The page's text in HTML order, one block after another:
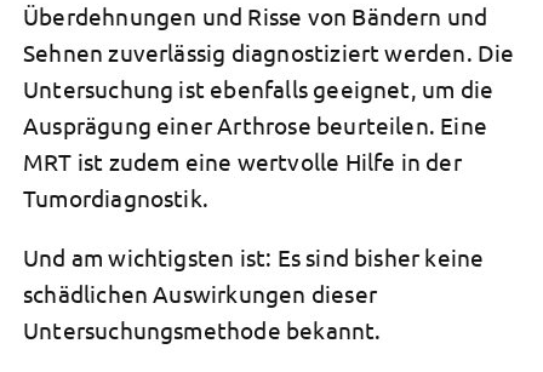
Überdehnungen und Risse von Bändern und
Sehnen zuverlässig diagnostiziert werden. Die
Untersuchung ist ebenfalls geeignet, um die
Ausprägung einer Arthrose beurteilen. Eine
MRT ist zudem eine wertvolle Hilfe in der
Tumordiagnostik.
Und am wichtigsten ist: Es sind bisher keine
schädlichen Auswirkungen dieser
Untersuchungsmethode bekannt.